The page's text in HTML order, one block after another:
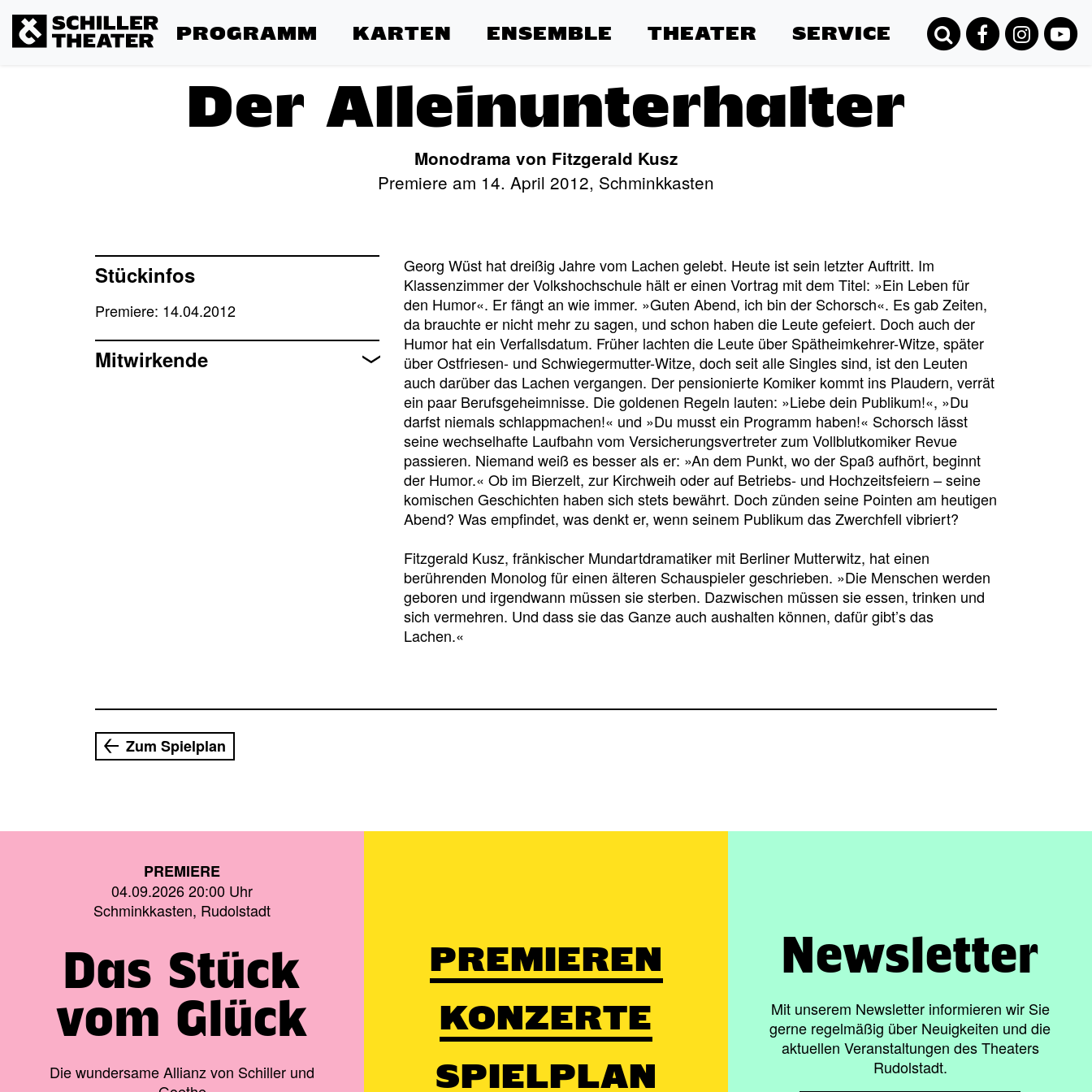
PROGRAMM KARTEN ENSEMBLE THEATER SERVICE
Der Alleinunterhalter
Monodrama von Fitzgerald Kusz
Premiere am 14. April 2012, Schminkkasten
Georg Wüst hat dreißig Jahre vom Lachen gelebt. Heute ist sein letzter Auftritt. Im
Klassenzimmer der Volkshochschule hält er einen Vortrag mit dem Titel: »Ein Leben für
den Humor«. Er fängt an wie immer. »Guten Abend, ich bin der Schorsch«. Es gab Zeiten,
da brauchte er nicht mehr zu sagen, und schon haben die Leute gefeiert. Doch auch der
Humor hat ein Verfallsdatum. Früher lachten die Leute über Spätheimkehrer-Witze, später
über Ostfriesen- und Schwiegermutter-Witze, doch seit alle Singles sind, ist den Leuten
auch darüber das Lachen vergangen. Der pensionierte Komiker kommt ins Plaudern, verrät
ein paar Berufsgeheimnisse. Die goldenen Regeln lauten: »Liebe dein Publikum!«, »Du
darfst niemals schlappmachen!« und »Du musst ein Programm haben!« Schorsch lässt
seine wechselhafte Laufbahn vom Versicherungsvertreter zum Vollblutkomiker Revue
passieren. Niemand weiß es besser als er: »An dem Punkt, wo der Spaß aufhört, beginnt
der Humor.« Ob im Bierzelt, zur Kirchweih oder auf Betriebs- und Hochzeitsfeiern – seine
komischen Geschichten haben sich stets bewährt. Doch zünden seine Pointen am heutigen
Abend? Was empfindet, was denkt er, wenn seinem Publikum das Zwerchfell vibriert?
Fitzgerald Kusz, fränkischer Mundartdramatiker mit Berliner Mutterwitz, hat einen
berührenden Monolog für einen älteren Schauspieler geschrieben. »Die Menschen werden
geboren und irgendwann müssen sie sterben. Dazwischen müssen sie essen, trinken und
sich vermehren. Und dass sie das Ganze auch aushalten können, dafür gibt’s das
Lachen.«
Stückinfos
Premiere: 14.04.2012
Mitwirkende
Zum Spielplan
PREMIERE
04.09.2026 20:00 Uhr
Schminkkasten, Rudolstadt
Das Stück
vom Glück
Die wundersame Allianz von Schiller und
PREMIEREN
KONZERTE
SPIELPLAN
Newsletter
Mit unserem Newsletter informieren wir Sie
gerne regelmäßig über Neuigkeiten und die
aktuellen Veranstaltungen des Theaters
Rudolstadt.